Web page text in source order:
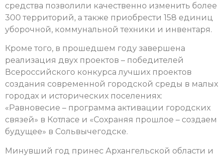
средства позволили качественно изменить более
300 территорий, а также приобрести 158 единиц
уборочной, коммунальной техники и инвентаря.
Кроме того, в прошедшем году завершена
реализация двух проектов – победителей
Всероссийского конкурса лучших проектов
создания современной городской среды в малых
городах и исторических поселениях:
«Равновесие – программа активации городских
связей» в Котласе и «Сохраняя прошлое – создаем
будущее» в Сольвычегодске.
Минувший год принес Архангельской области и